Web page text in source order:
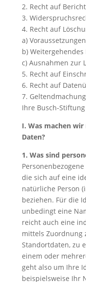
2. Recht auf
3.
4. Recht auf
a)
b)
c) Ausnahmen zur
5. Recht auf
6. Recht auf
7.
Ihre Busch-
I. Was machen
Daten?
1. Was sind
die sich auf eine
natürliche Person
beziehen. Für die
unbedingt eine
reicht auch eine
mittels Zuordnung
Standortdaten, zu
einem oder
geht also um Ihre
beispielsweise Ihr